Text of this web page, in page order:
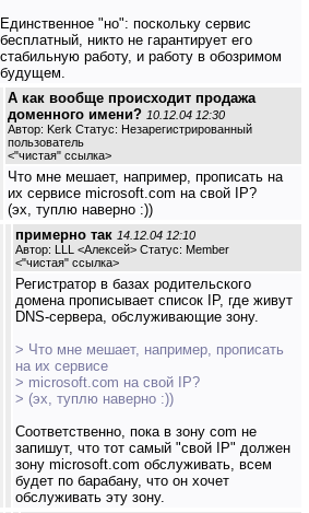
Единственное "но": поскольку сервис
бесплатный, никто не гарантирует его
стабильную работу, и работу в обозримом
будущем.
А как вообще происходит продажа
доменного имени? 10.12.04 12:30
Автор: Kerk Статус: Незарегистрированный
пользователь
<"чистая" ссылка>
Что мне мешает, например, прописать на
их сервисе microsoft.com на свой IP?
(эх, туплю наверно :))
примерно так 14.12.04 12:10
Автор: LLL <Алексей> Статус: Member
<"чистая" ссылка>
Регистратор в базах родительского
домена прописывает список IP, где живут
DNS-сервера, обслуживающие зону.
> Что мне мешает, например, прописать
на их сервисе
> microsoft.com на свой IP?
> (эх, туплю наверно :))
Соответственно, пока в зону com не
запишут, что тот самый "свой IP" должен
зону microsoft.com обслуживать, всем
будет по барабану, что он хочет
обслуживать эту зону.